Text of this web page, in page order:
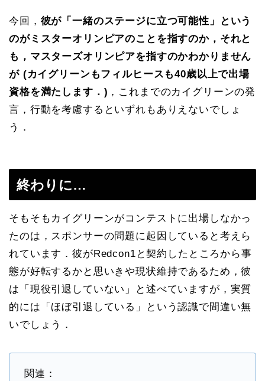
今回， 彼が「一緒のステージに立つ可能性」という
のがミスターオリンピアのことを指すのか，それと
も，マスターズオリンピアを指すのかわかりません
が (カイグリーンもフィルヒースも40歳以上で出場
資格を満たします．) ，これまでのカイグリーンの発
言，行動を考慮するといずれもありえないでしょ
う．
終わりに…
そもそもカイグリーンがコンテストに出場しなかっ
たのは，スポンサーの問題に起因していると考えら
れています．彼がRedcon1と契約したところから事
態が好転するかと思いきや現状維持であるため，彼
は「現役引退していない」と述べていますが，実質
的には「ほぼ引退している」という認識で間違い無
いでしょう．
関連：